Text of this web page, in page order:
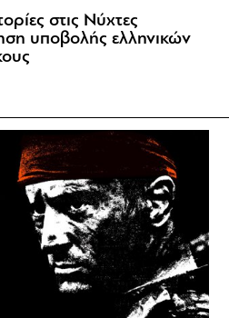
στις Νύχτες
υποβολής ελληνικών